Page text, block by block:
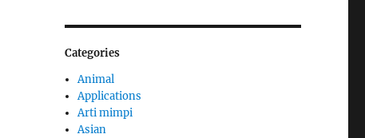
Categories
Animal
Applications
Arti mimpi
Asian